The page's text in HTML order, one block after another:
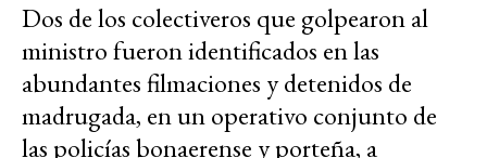
Dos de los colectiveros que golpearon al
ministro fueron identificados en las
abundantes filmaciones y detenidos de
madrugada, en un operativo conjunto de
las policías bonaerense y porteña, a